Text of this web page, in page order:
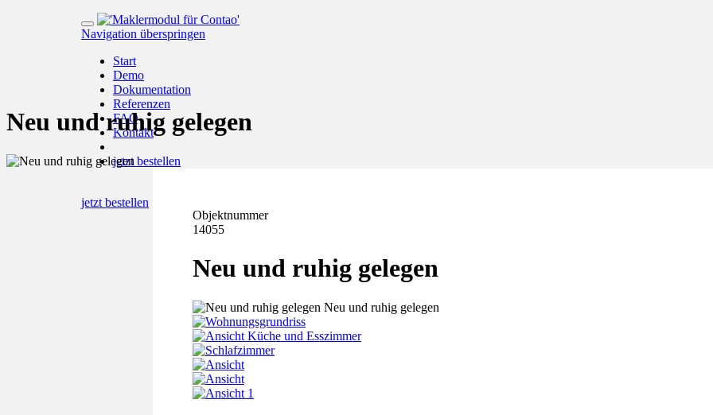
Navigation überspringen
Start
Demo
Dokumentation
Referenzen
FAQ
Kontakt
jetzt bestellen
jetzt bestellen
Neu und ruhig gelegen
Objektnummer
14055
Neu und ruhig gelegen